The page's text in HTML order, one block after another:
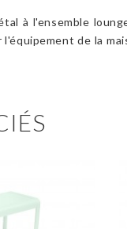
à l'ensemble
de la